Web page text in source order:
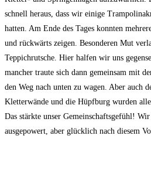
schnell heraus, dass wir einige
hatten. Am Ende des Tages konnten
und rückwärts zeigen. Besonderen Mut
Teppichrutsche. Hier halfen wir uns
mancher traute sich dann gemeinsam mit
den Weg nach unten zu wagen. Aber auch
Kletterwände und die Hüpfburg wurden
Das stärkte unser Gemeinschaftsgefühl!
ausgepowert, aber glücklich nach diesem